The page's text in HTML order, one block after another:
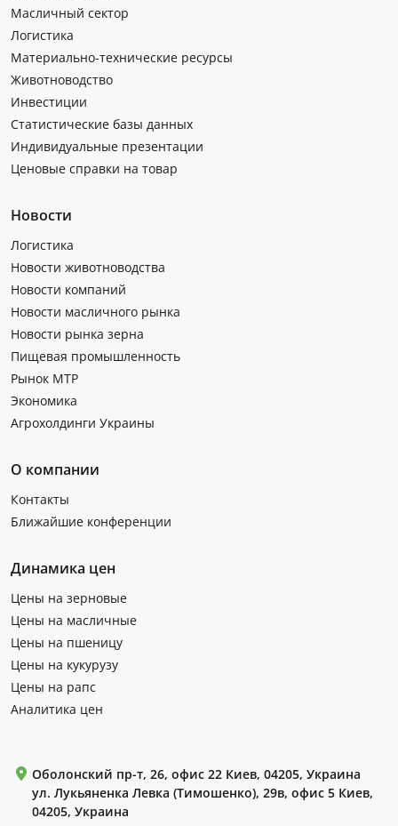
Масличный сектор
Логистика
Материально-технические ресурсы
Животноводство
Инвестиции
Статистические базы данных
Индивидуальные презентации
Ценовые справки на товар
Новости
Логистика
Новости животноводства
Новости компаний
Новости масличного рынка
Новости рынка зерна
Пищевая промышленность
Рынок МТР
Экономика
Агрохолдинги Украины
О компании
Контакты
Ближайшие конференции
Динамика цен
Цены на зерновые
Цены на масличные
Цены на пшеницу
Цены на кукурузу
Цены на рапс
Аналитика цен
Оболонский пр-т, 26, офис 22 Киев, 04205, Украина
ул. Лукьяненка Левка (Тимошенко), 29в, офис 5 Киев,
04205, Украина